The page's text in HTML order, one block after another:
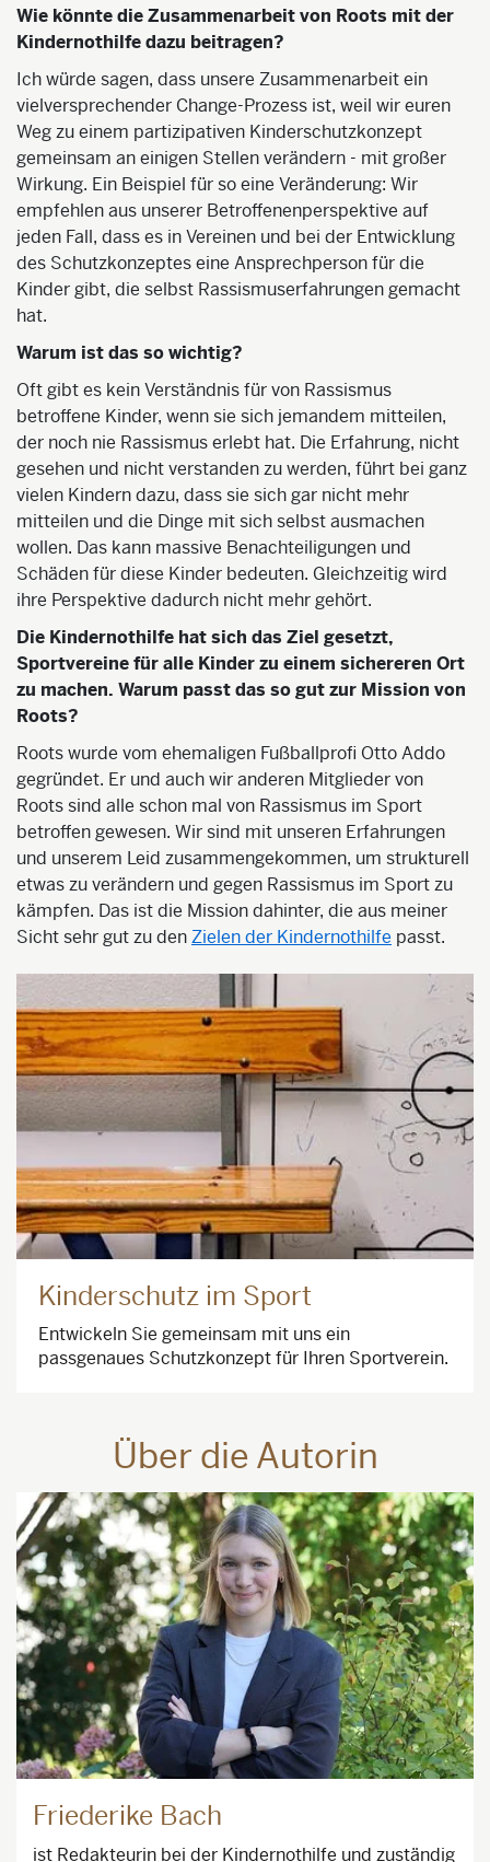
Wie könnte die Zusammenarbeit von Roots mit der
Kindernothilfe dazu beitragen?
Ich würde sagen, dass unsere Zusammenarbeit ein
vielversprechender Change-Prozess ist, weil wir euren
Weg zu einem partizipativen Kinderschutzkonzept
gemeinsam an einigen Stellen verändern - mit großer
Wirkung. Ein Beispiel für so eine Veränderung: Wir
empfehlen aus unserer Betroffenenperspektive auf
jeden Fall, dass es in Vereinen und bei der Entwicklung
des Schutzkonzeptes eine Ansprechperson für die
Kinder gibt, die selbst Rassismuserfahrungen gemacht
hat.
Warum ist das so wichtig?
Oft gibt es kein Verständnis für von Rassismus
betroffene Kinder, wenn sie sich jemandem mitteilen,
der noch nie Rassismus erlebt hat. Die Erfahrung, nicht
gesehen und nicht verstanden zu werden, führt bei ganz
vielen Kindern dazu, dass sie sich gar nicht mehr
mitteilen und die Dinge mit sich selbst ausmachen
wollen. Das kann massive Benachteiligungen und
Schäden für diese Kinder bedeuten. Gleichzeitig wird
ihre Perspektive dadurch nicht mehr gehört.
Die Kindernothilfe hat sich das Ziel gesetzt,
Sportvereine für alle Kinder zu einem sichereren Ort
zu machen. Warum passt das so gut zur Mission von
Roots?
Roots wurde vom ehemaligen Fußballprofi Otto Addo
gegründet. Er und auch wir anderen Mitglieder von
Roots sind alle schon mal von Rassismus im Sport
betroffen gewesen. Wir sind mit unseren Erfahrungen
und unserem Leid zusammengekommen, um strukturell
etwas zu verändern und gegen Rassismus im Sport zu
kämpfen. Das ist die Mission dahinter, die aus meiner
Sicht sehr gut zu denZielen der Kindernothilfe passt.
Kinderschutz im Sport
Entwickeln Sie gemeinsam mit uns ein
passgenaues Schutzkonzept für Ihren Sportverein.
Über die Autorin
Friederike Bach
ist Redakteurin bei der Kindernothilfe und zuständig